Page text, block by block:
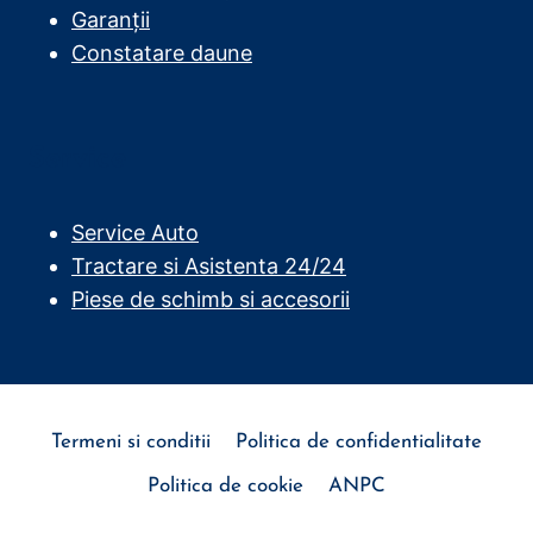
Garanții
Constatare daune
Service Auto
Tractare si Asistenta 24/24
Piese de schimb si accesorii
Termeni si conditii Politica de confidentialitate
Politica de cookie ANPC